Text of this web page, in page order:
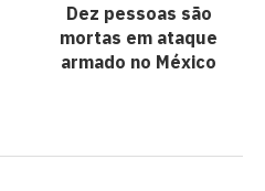
Dez pessoas são
mortas em ataque
armado no México